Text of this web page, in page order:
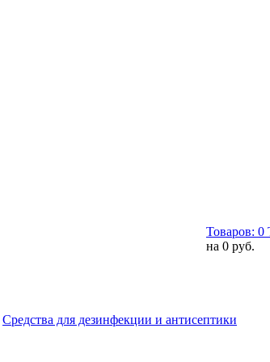
Товаров: 0
на 0 руб.
Средства для дезинфекции и антисептики